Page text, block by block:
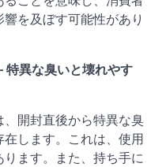
を及ぼす可能性があり
特異な臭いと壊れやす
開封直後から特異な臭
します。これは、使用
ます。また、持ち手に